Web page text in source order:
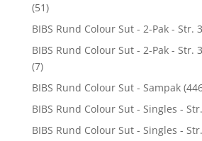
(51)
BIBS Rund Colour Sut - 2-Pak - Str. 3
BIBS Rund Colour Sut - 2-Pak - Str.
(7)
BIBS Rund Colour Sut - Sampak
BIBS Rund Colour Sut - Singles -
BIBS Rund Colour Sut - Singles -